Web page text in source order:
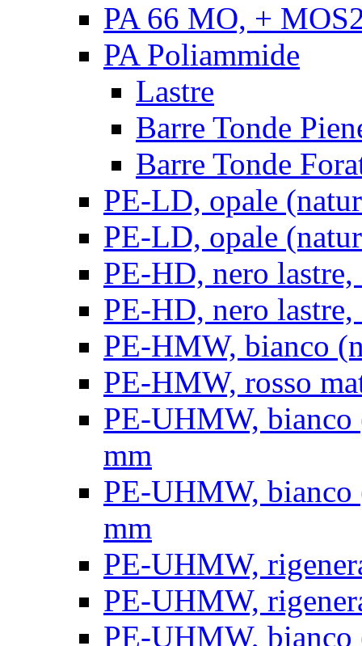
PA 66 MO, +
PA Poliammide
Lastre
Barre Tonde
Barre Tonde
PE-LD, opale
PE-LD, opale
PE-HD, nero lastre,
PE-HD, nero lastre,
PE-HMW, bianco
PE-HMW, rosso
PE-UHMW, bianco
mm
PE-UHMW, bianco
mm
PE-UHMW,
PE-UHMW,
PE-UHMW,